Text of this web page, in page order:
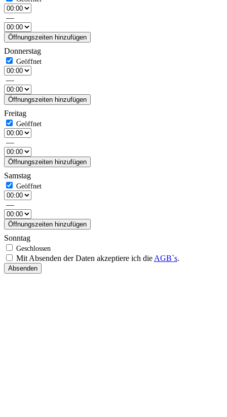
—
Öffnungszeiten hinzufügen
Donnerstag
—
Öffnungszeiten hinzufügen
Freitag
—
Öffnungszeiten hinzufügen
Samstag
—
Öffnungszeiten hinzufügen
Sonntag
Mit Absenden der Daten akzeptiere ich die AGB`s.
Absenden